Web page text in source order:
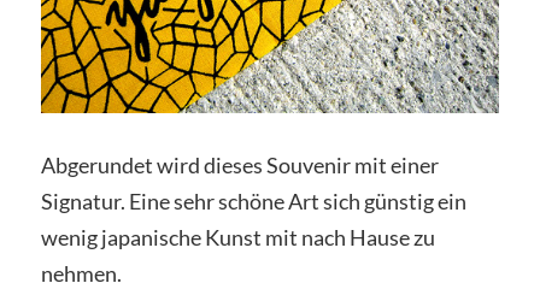
Abgerundet wird dieses Souvenir mit einer
Signatur. Eine sehr schöne Art sich günstig ein
wenig japanische Kunst mit nach Hause zu
nehmen.